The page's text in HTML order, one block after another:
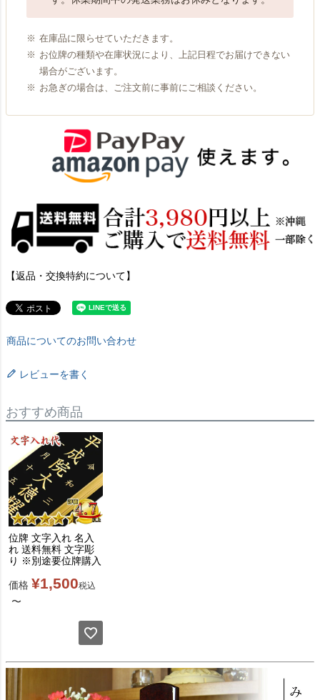
在庫品に限らせていただきます。
お位牌の種類や在庫状況により、上記日程でお届けできない
場合がございます。
お急ぎの場合は、ご注文前に事前にご相談ください。
【返品・交換特約について】
商品についてのお問い合わせ
レビューを書く
おすすめ商品
位牌 文字入れ 名入
れ 送料無料 文字彫
り ※別途要位牌購入
価格 ¥1,500税込
〜